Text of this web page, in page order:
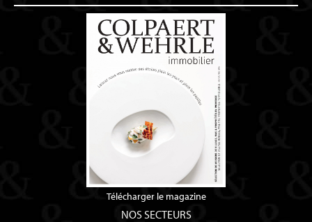
Télécharger le magazine
NOS SECTEURS